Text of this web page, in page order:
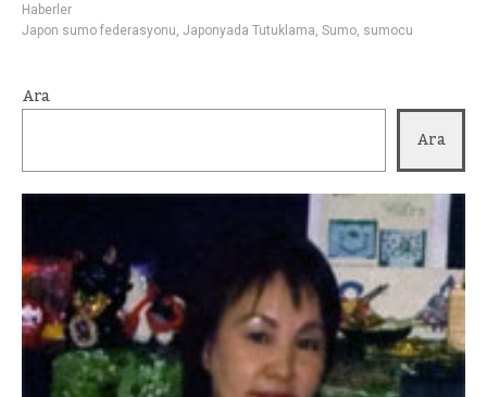
Haberler
Japon sumo federasyonu Japonyada Tutuklama Sumo sumocu
Ara
Ara